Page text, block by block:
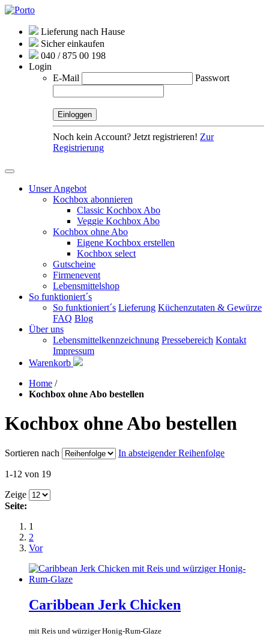
Lieferung nach Hause
Sicher einkaufen
040 / 875 00 198
Login
E-Mail
Passwort
Noch kein Account? Jetzt registrieren! Zur
Registrierung
Unser Angebot
Kochbox abonnieren
Classic Kochbox Abo
Veggie Kochbox Abo
Kochbox ohne Abo
Eigene Kochbox erstellen
Kochbox select
Gutscheine
Firmenevent
Lebensmittelshop
So funktioniert´s
So funktioniert´s Lieferung Küchenzutaten & Gewürze
FAQ Blog
Über uns
Lebensmittelkennzeichnung Pressebereich Kontakt
Impressum
Warenkorb
Home /
Kochbox ohne Abo bestellen
Kochbox ohne Abo bestellen
Sortieren nach In absteigender Reihenfolge
1-12 von 19
Zeige
Seite:
1
2
Vor
Caribbean Jerk Chicken
mit Reis und würziger Honig-Rum-Glaze